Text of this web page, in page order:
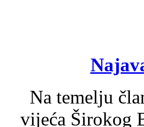
Na temelju
vijeća Širokog